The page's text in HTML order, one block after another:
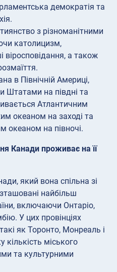
демократія та
з різноманітними
католицизм,
віросповідання, а також
в Північній Америці,
Штатами на півдні та
Атлантичним
океаном на заході та
океаном на півночі.
Канади проживає на її
який вона спільна зі
найбільш
включаючи Онтаріо,
У цих провінціях
як Торонто, Монреаль і
кількість міського
та культурними